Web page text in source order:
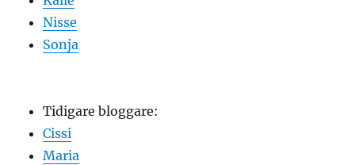
Nisse
Sonja
Tidigare bloggare:
Cissi
Maria